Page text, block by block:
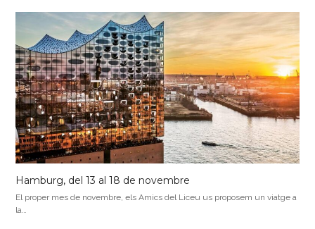
Hamburg, del 13 al 18 de novembre
El proper mes de novembre, els Amics del Liceu us proposem un viatge a
la…